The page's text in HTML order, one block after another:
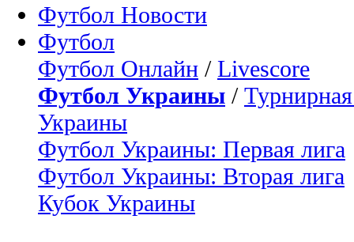
Футбол Новости
Футбол
Футбол Онлайн / Livescore
Футбол Украины /
Украины
Футбол Украины: Первая лига
Футбол Украины: Вторая лига
Кубок Украины